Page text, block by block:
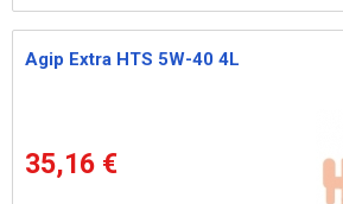
Agip Extra HTS 5W-40 4L
35,16 €